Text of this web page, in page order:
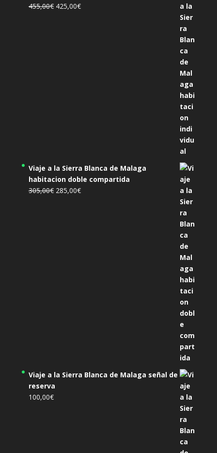
455,00€ El
425,00€El
Viaje a la Sierra Blanca de Malaga
habitacion doble compartida
305,00€ El
285,00€El
Viaje a la Sierra Blanca de Malaga señal de
reserva
100,00€